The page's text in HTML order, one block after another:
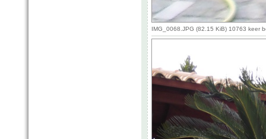
IMG_0068.JPG (82.15 KiB) 10763 keer